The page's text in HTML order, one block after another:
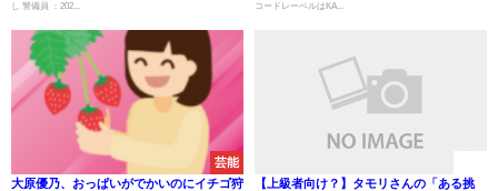
し 警備員 ：202...
コードレーベルはKA...
芸能
大原優乃、おっぱいがでかいのにイチゴ狩
【上級者向け？】タモリさんの「ある挑